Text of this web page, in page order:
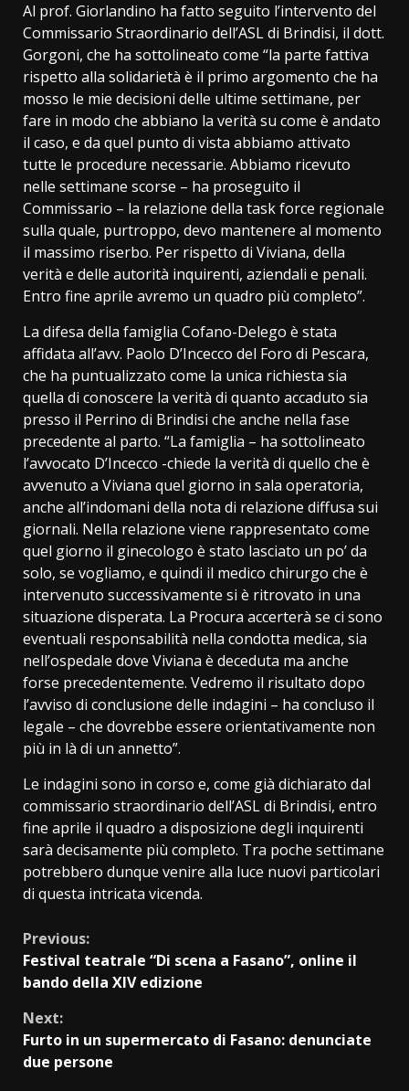
Al prof. Giorlandino ha fatto seguito l’intervento del
Commissario Straordinario dell’ASL di Brindisi, il dott.
Gorgoni, che ha sottolineato come “la parte fattiva
rispetto alla solidarietà è il primo argomento che ha
mosso le mie decisioni delle ultime settimane, per
fare in modo che abbiano la verità su come è andato
il caso, e da quel punto di vista abbiamo attivato
tutte le procedure necessarie. Abbiamo ricevuto
nelle settimane scorse – ha proseguito il
Commissario – la relazione della task force regionale
sulla quale, purtroppo, devo mantenere al momento
il massimo riserbo. Per rispetto di Viviana, della
verità e delle autorità inquirenti, aziendali e penali.
Entro fine aprile avremo un quadro più completo”.
La difesa della famiglia Cofano-Delego è stata
affidata all’avv. Paolo D’Incecco del Foro di Pescara,
che ha puntualizzato come la unica richiesta sia
quella di conoscere la verità di quanto accaduto sia
presso il Perrino di Brindisi che anche nella fase
precedente al parto. “La famiglia – ha sottolineato
l’avvocato D’Incecco -chiede la verità di quello che è
avvenuto a Viviana quel giorno in sala operatoria,
anche all’indomani della nota di relazione diffusa sui
giornali. Nella relazione viene rappresentato come
quel giorno il ginecologo è stato lasciato un po’ da
solo, se vogliamo, e quindi il medico chirurgo che è
intervenuto successivamente si è ritrovato in una
situazione disperata. La Procura accerterà se ci sono
eventuali responsabilità nella condotta medica, sia
nell’ospedale dove Viviana è deceduta ma anche
forse precedentemente. Vedremo il risultato dopo
l’avviso di conclusione delle indagini – ha concluso il
legale – che dovrebbe essere orientativamente non
più in là di un annetto”.
Le indagini sono in corso e, come già dichiarato dal
commissario straordinario dell’ASL di Brindisi, entro
fine aprile il quadro a disposizione degli inquirenti
sarà decisamente più completo. Tra poche settimane
potrebbero dunque venire alla luce nuovi particolari
di questa intricata vicenda.
Continue
Reading
Previous:
Festival teatrale “Di scena a Fasano”, online il
bando della XIV edizione
Next:
Furto in un supermercato di Fasano: denunciate
due persone